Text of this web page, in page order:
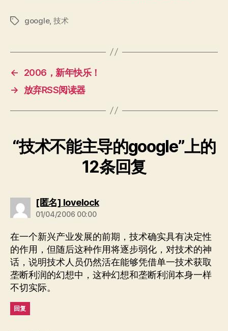
标
google, 技术
←
2006，新年快乐！
→
放弃RSS阅读器
“技术不能主导的google”上的
12条回复
[匿名] lovelock说：
01/04/2006 00:00
在一个新兴产业发展的前期，技术确实具有决定性
的作用，但随后这种作用将逐步弱化，对技术的神
话，说明技术人员仍然活在能够凭借单一技术获取
垄断利润的幻想中，这种幻想和垄断利润本身一样
不切实际。
回复